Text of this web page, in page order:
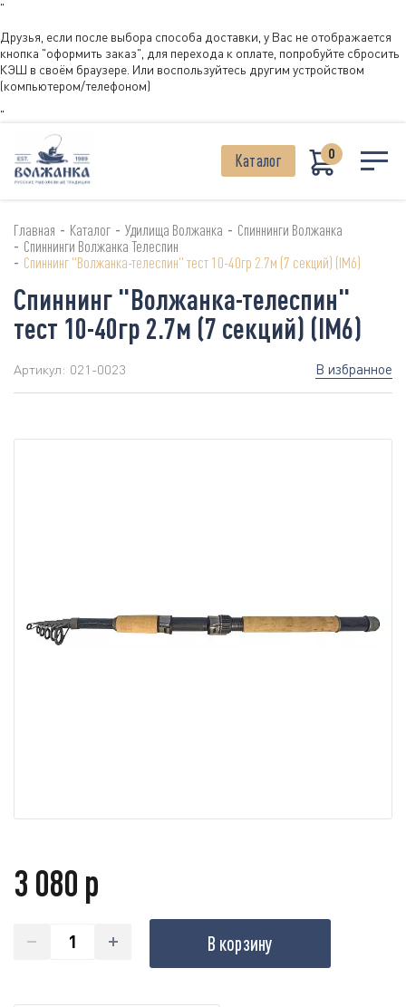
"
Друзья, если после выбора способа доставки, у Вас не отображается
кнопка "оформить заказ", для перехода к оплате, попробуйте сбросить
КЭШ в своём браузере. Или воспользуйтесь другим устройством
(компьютером/телефоном)
"
Каталог 0
Главная - Каталог - Удилища Волжанка - Спиннинги Волжанка
- Спиннинги Волжанка Телеспин
- Спиннинг "Волжанка-телеспин" тест 10-40гр 2.7м (7 секций) (IM6)
Спиннинг "Волжанка-телеспин"
тест 10-40гр 2.7м (7 секций) (IM6)
Артикул: 021-0023 В избранное
3 080 р
В корзину